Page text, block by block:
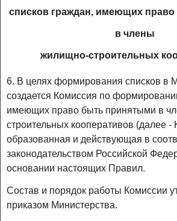
списков граждан, имеющих
в члены
жилищно-строительных
6. В целях формирования списков в
создается Комиссия по
имеющих право быть принятыми в
строительных кооперативов (далее -
образованная и действующая в
законодательством Российской
основании настоящих Правил.
Состав и порядок работы Комиссии
приказом Министерства.